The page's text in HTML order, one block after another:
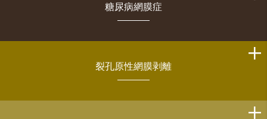
糖尿病網膜症
裂孔原性網膜剥離